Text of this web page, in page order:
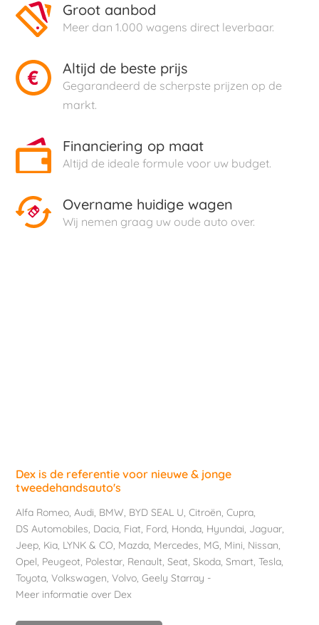
Groot aanbod
Meer dan 1.000 wagens direct leverbaar.
Altijd de beste prijs
Gegarandeerd de scherpste prijzen op de
markt.
Financiering op maat
Altijd de ideale formule voor uw budget.
Overname huidige wagen
Wij nemen graag uw oude auto over.
Dex is de referentie voor nieuwe & jonge
tweedehandsauto's
Alfa Romeo,Audi, BMW, BYD SEAL U,Citroën,Cupra,
DS Automobiles, Dacia, Fiat, Ford, Honda, Hyundai, Jaguar,
Jeep, Kia, LYNK & CO, Mazda, Mercedes, MG, Mini, Nissan,
Opel, Peugeot, Polestar, Renault,Seat,Skoda,Smart,Tesla,
Toyota,Volkswagen,Volvo,Geely Starray -
Meer informatie over Dex